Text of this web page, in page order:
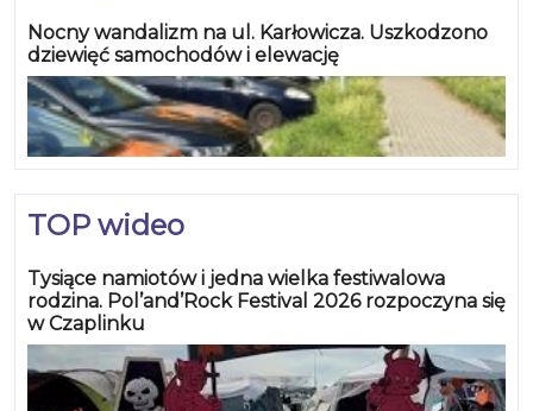
Nocny wandalizm na ul. Karłowicza. Uszkodzono
dziewięć samochodów i elewację
TOP wideo
Tysiące namiotów i jedna wielka festiwalowa
rodzina. Pol’and’Rock Festival 2026 rozpoczyna się
w Czaplinku